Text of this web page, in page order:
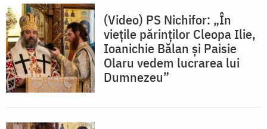
(Video) PS Nichifor: „În
viețile părinților Cleopa Ilie,
Ioanichie Bălan și Paisie
Olaru vedem lucrarea lui
Dumnezeu”